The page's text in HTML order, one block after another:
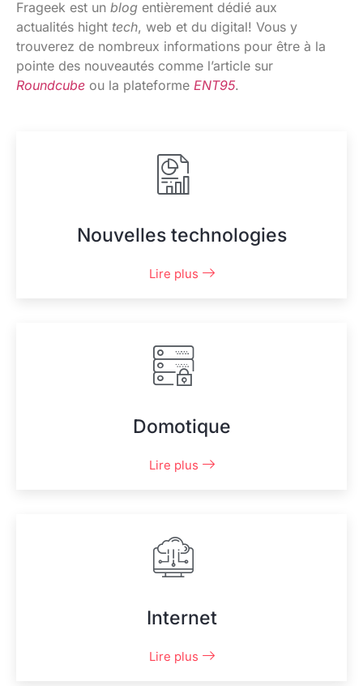
Frageek est un blog entièrement dédié aux
actualités hight tech, web et du digital! Vous y
trouverez de nombreux informations pour être à la
pointe des nouveautés comme l’article sur
Roundcube ou la plateforme ENT95.
Nouvelles technologies
Lire plus
Domotique
Lire plus
Internet
Lire plus